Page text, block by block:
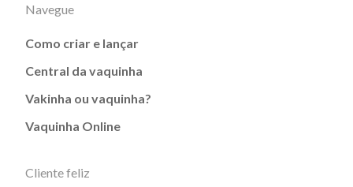
Navegue
Como criar e lançar
Central da vaquinha
Vakinha ou vaquinha?
Vaquinha Online
Cliente feliz